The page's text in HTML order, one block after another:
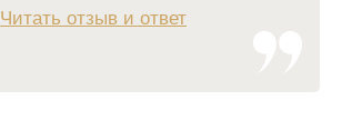
Читать отзыв и ответ